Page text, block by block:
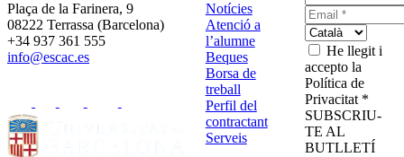
Plaça de la Farinera, 9
08222 Terrassa (Barcelona)
+34 937 361 555
info@escac.es
Notícies
Atenció a
l’alumne
Beques
Borsa de
treball
Perfil del
contractant
Serveis
He llegit i
accepto la
Política de
Privacitat *
SUBSCRIU-
TE AL
BUTLLETÍ